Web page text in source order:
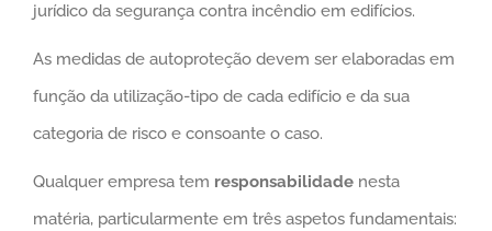
jurídico da segurança contra incêndio em edifícios.
As medidas de autoproteção devem ser elaboradas em
função da utilização-tipo de cada edifício e da sua
categoria de risco e consoante o caso.
Qualquer empresa tem responsabilidade nesta
matéria, particularmente em três aspetos fundamentais: